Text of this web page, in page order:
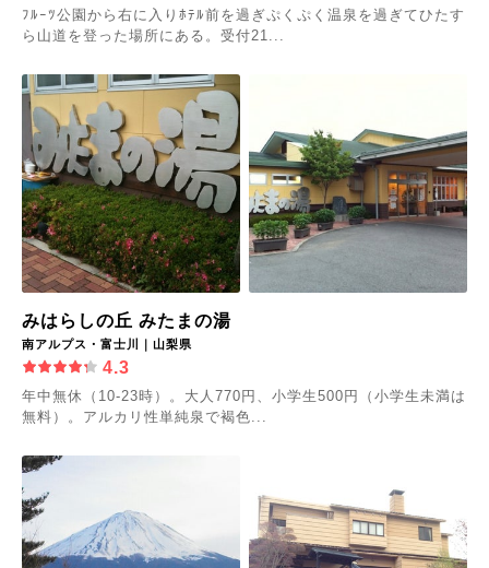
ﾌﾙｰﾂ公園から右に入りﾎﾃﾙ前を過ぎぷくぷく温泉を過ぎてひたす
ら山道を登った場所にある。受付21...
みはらしの丘 みたまの湯
南アルプス・富士川｜山梨県
4.3
年中無休（10-23時）。大人770円、小学生500円（小学生未満は
無料）。アルカリ性単純泉で褐色...